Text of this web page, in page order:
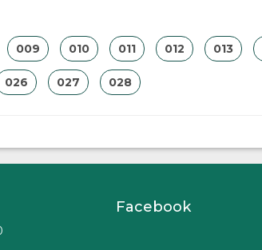
009 010 011 012 013
026 027 028
Facebook